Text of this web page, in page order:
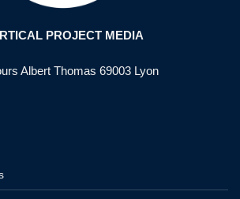
PROJECT MEDIA
Albert Thomas 69003 Lyon